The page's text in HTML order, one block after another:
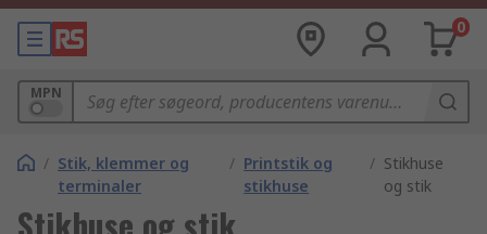
0
MPN
/ Stik, klemmer og
terminaler
/ Printstik og
stikhuse
/ Stikhuse
og stik